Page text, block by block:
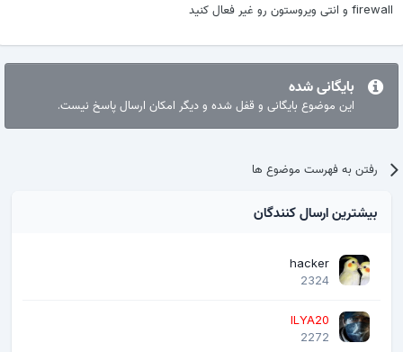
firewall و انتی ویروستون رو غیر فعال کنید
بایگانی شده
این موضوع بایگانی و قفل شده و دیگر امکان ارسال پاسخ نیست.
رفتن به فهرست موضوع ها
بیشترین ارسال کنندگان
hacker
2324
ILYA20
2272